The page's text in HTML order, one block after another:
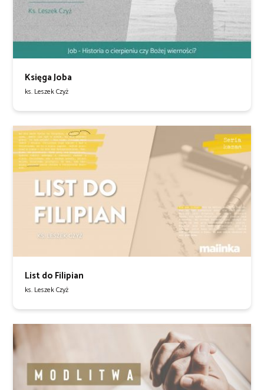
Księga Joba
ks. Leszek Czyż
List do Filipian
ks. Leszek Czyż